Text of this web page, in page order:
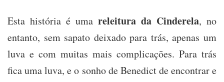
Esta história é uma releitura da Cinderela, no
entanto, sem sapato deixado para trás, apenas um
luva e com muitas mais complicações. Para trás
fica uma luva, e o sonho de Benedict de encontrar e